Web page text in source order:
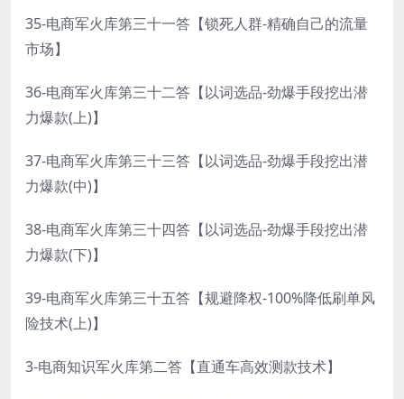
35-电商军火库第三十一答【锁死人群-精确自己的流量
市场】
36-电商军火库第三十二答【以词选品-劲爆手段挖出潜
力爆款(上)】
37-电商军火库第三十三答【以词选品-劲爆手段挖出潜
力爆款(中)】
38-电商军火库第三十四答【以词选品-劲爆手段挖出潜
力爆款(下)】
39-电商军火库第三十五答【规避降权-100%降低刷单风
险技术(上)】
3-电商知识军火库第二答【直通车高效测款技术】